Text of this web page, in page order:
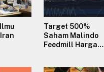
Target 500%
Saham Malindo
Feedmill Harga